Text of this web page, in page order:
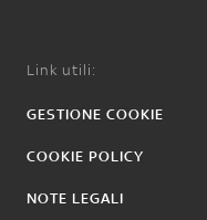
Link utili:
GESTIONE COOKIE
COOKIE POLICY
NOTE LEGALI